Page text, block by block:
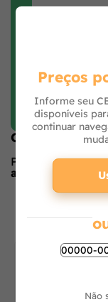
Opiniões de
Produto ainda
avaliar
no
O
Preços
Informe seu
disponíveis
continuar
Não